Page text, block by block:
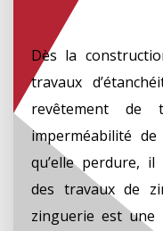
Dès la
travaux
revêtement de
imperméabilité
qu’elle perdure, il
des travaux de
zinguerie est